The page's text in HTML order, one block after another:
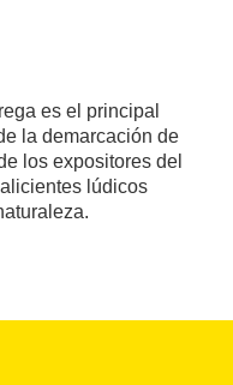
es el principal
la demarcación de
los expositores del
lúdicos